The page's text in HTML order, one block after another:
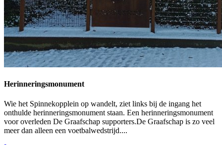
Herinneringsmonument
Wie het Spinnekopplein op wandelt, ziet links bij de ingang het
onthulde herinneringsmonument staan. Een herinneringsmonument
voor overleden De Graafschap supporters.De Graafschap is zo veel
meer dan alleen een voetbalwedstrijd....